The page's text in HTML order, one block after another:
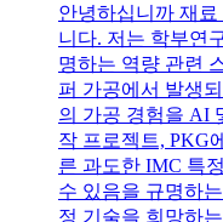
안녕하십니까 재
니다. 저는 학부연
명하는 역량 관련
퍼 가공에서 발생
의 가공 경험을 AI
작 프로젝트, PKG
른 과도한 IMC 특
수 있음을 규명하
정 기술을 희망하